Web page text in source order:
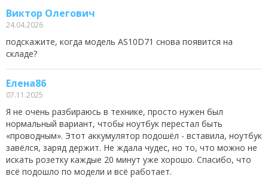
AS10D61
AS10D71
AS10D75
AS10D81
BT.00403.021
BT.00405.013
BT.0060G.001
BT.00603.111
BT.00603.117
BT.00603.124
BT.00603.129
BT.00604.049
Виктор Олегович
24.04.2026
подскажите, когда модель AS10D71 снова появится на
складе?
Елена86
07.11.2025
Я не очень разбираюсь в технике, просто нужен был
нормальный вариант, чтобы ноутбук перестал быть
«проводным». Этот аккумулятор подошёл - вставила, ноутбук
завёлся, заряд держит. Не ждала чудес, но то, что можно не
искать розетку каждые 20 минут уже хорошо. Спасибо, что
всё подошло по модели и всё работает.